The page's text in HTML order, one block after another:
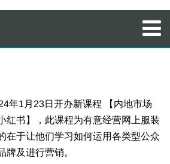
年1月23日开办新课程 【内地市场
红书】，此课程为有意经营网上服装
在于让他们学习如何运用各类型公众
牌及进行营销。